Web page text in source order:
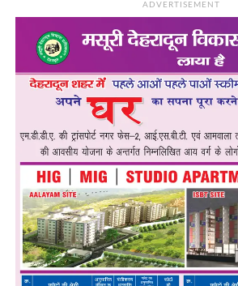
ADVERTISEMENT